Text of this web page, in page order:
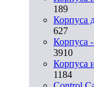
189
Корпуса
627
Корпуса
3910
Корпуса
1184